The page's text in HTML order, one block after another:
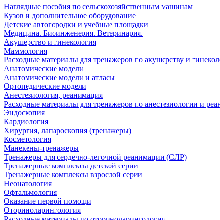
Наглядные пособия по сельскохозяйственным машинам
Кузов и дополнительное оборудование
Детские автогородки и учебные площадки
Медицина. Биоинженерия. Ветеринария.
Акушерство и гинекология
Маммология
Расходные материалы для тренажеров по акушерству и
Анатомические модели
Анатомические модели и атласы
Ортопедические модели
Анестезиология, реанимация
Расходные материалы для тренажеров по анестезиологии и
Эндоскопия
Кардиология
Хирургия, лапароскопия (тренажеры)
Косметология
Манекены-тренажеры
Тренажеры для сердечно-легочной реанимации (СЛР)
Тренажерные комплексы детской серии
Тренажерные комплексы взрослой серии
Неонатология
Офтальмология
Оказание первой помощи
Оториноларингология